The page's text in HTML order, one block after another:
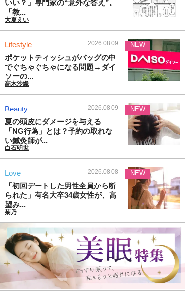
いい？」専門家の“意外な答え”。
「教...
大夏えい
Lifestyle 2026.08.09
ポケットティッシュがバッグの中
でぐちゃぐちゃになる問題→ダイ
ソーの...
高木沙織
NEW
Beauty 2026.08.09
夏の頭皮にダメージを与える
「NG行為」とは？予約の取れな
い鍼灸師が...
白石明世
NEW
Love 2026.08.08
「初回デートした男性全員から断
られた」有名大卒34歳女性が、高
望み...
菊乃
NEW